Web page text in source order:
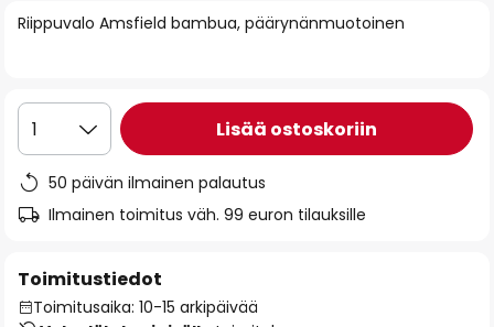
of
gallery
Riippuvalo Amsfield bambua, päärynänmuotoinen
1 Lisää ostoskoriin
50 päivän ilmainen palautus
Ilmainen toimitus väh. 99 euron tilauksille
Toimitustiedot
Toimitusaika: 10-15 arkipäivää